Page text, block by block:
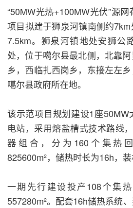
“50MW光热+100MW光伏”源
项目拟建于狮泉河镇南侧约
7.5km。狮泉河镇地处安狮公
处，位于噶尔县最北侧，北靠
乡，西临扎西岗乡，东接左左
噶尔县政府所在地。
该示范项目规划建设1座
电站，采用熔盐槽式技术路线
器组合，分为160个集热
825600m²，储热时长为16h，装
一期先行建设投产108个集
557280m²。配套16h储热系统